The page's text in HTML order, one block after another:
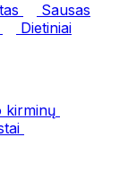
Sausas
Dietiniai
kirminų